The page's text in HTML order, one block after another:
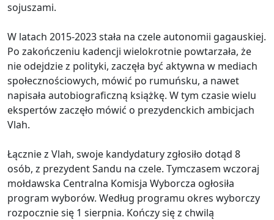
sojuszami.
W latach 2015-2023 stała na czele autonomii gagauskiej.
Po zakończeniu kadencji wielokrotnie powtarzała, że
nie odejdzie z polityki, zaczęła być aktywna w mediach
społecznościowych, mówić po rumuńsku, a nawet
napisała autobiograficzną książkę. W tym czasie wielu
ekspertów zaczęło mówić o prezydenckich ambicjach
Vlah.
Łącznie z Vlah, swoje kandydatury zgłosiło dotąd 8
osób, z prezydent Sandu na czele. Tymczasem wczoraj
mołdawska Centralna Komisja Wyborcza ogłosiła
program wyborów. Według programu okres wyborczy
rozpocznie się 1 sierpnia. Kończy się z chwilą